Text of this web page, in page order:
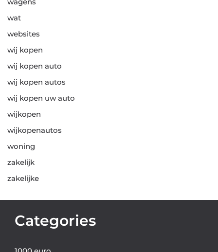
wat
websites
wij kopen
wij kopen auto
wij kopen autos
wij kopen uw auto
wijkopen
wijkopenautos
woning
zakelijk
zakelijke
Categories